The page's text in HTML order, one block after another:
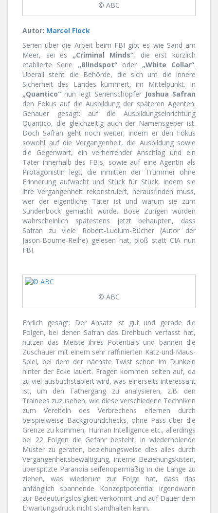
© ABC
Autor: Marcel Flock
Serien über die Arbeit beim FBI gibt es wie Sand am
Meer, sei es „Criminal Minds“, die erst kürzlich
etablierte Serie „Blindspot“oder „White Collar“.
Überall steht die Behörde, die sich um die innere
Sicherheit des Landes kümmert, im Mittelpunkt. In
„Quantico“ nun legt Serienschöpfer Joshua Safran
den Fokus auf die Ausbildung der späteren Agenten.
Genauer gesagt: auf die Ausbildungseinrichtung
Quantico, die gleichzeitig auch der Namensgeber ist.
Doch Safran geht noch weiter, indem er den Fokus
sowohl auf die Vergangenheit, die Ausbildung sowie
die Gegenwart, ein verherrender Anschlag und ein
Täter innerhalb des FBIs, sowie auf eine Agentin als
Protagonistin legt, die inmitten der Trümmer ohne
Erinnerung aufwacht und Stück für Stück, indem sie
ihre Vergangenheit rekonstruiert, herausfinden muss,
wer der eigentliche Täter ist und warum sie zum
Sündenbock gemacht würde. Böse Zungen würden
wahrscheinlich spätestens jetzt behaupten, dass
Safran zu viele Robert-Ludlum-Bücher (Autor der
Jason-Bourne-Reihe) gelesen hat, bloß statt CIA nun
FBI.
© ABC
Ehrlich gesagt: Der Ansatz ist gut und gerade die
Folgen, bei denen Safran das Drehbuch verfasst hat,
nutzen das Meiste ihres Potentials und bannen die
Zuschauer mit einem sehr raffinierten Katz-und-Maus-
Spiel, bei dem der nächste Twist schon im Dunkeln
hinter der Ecke lauert. Fragen kommen selten auf, da
zu viel ausbuchstabiert wird, was einerseits interessant
ist, um den Tathergang zu analysieren, z.B. den
Trainees zuzusehen, wie diese verschiedene Techniken
zum Vereiteln des Verbrechens erlernen durch
beispielweise Backgroundchecks, ohne Pass über die
Grenze zu kommen, Human Intelligence etc., allerdings
bei 22 Folgen die Gefahr besteht, in wiederholende
Muster zu geraten, beziehungsweise dies alles durch
Vergangenheitsbewältigung, interne Beziehungskisten,
überspitzte Paranoia seifenopermäßig in die Länge zu
ziehen, was wiederum zur Folge hat, dass das
anfänglich spannende Konzeptpotential irgendwann
zur Bedeutungslosigkeit verkommt und auf Dauer dem
Erwartungsdruck nicht standhalten kann.